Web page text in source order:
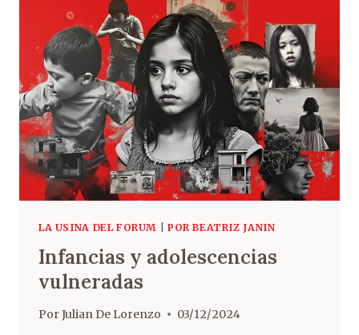
LA USINA DEL FORUM POR BEATRIZ JANIN
Infancias y adolescencias
vulneradas
PorJulian De Lorenzo 03/12/2024